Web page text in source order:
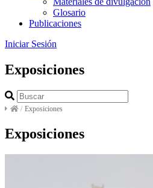
Glosario
Publicaciones
Iniciar Sesión
Exposiciones
/ Exposiciones
Exposiciones